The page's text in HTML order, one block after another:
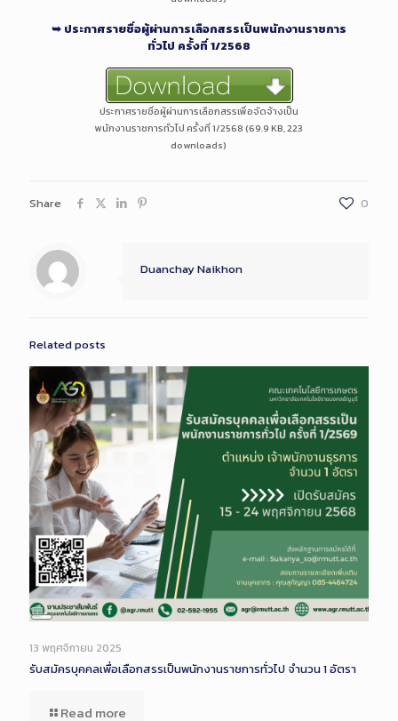
➥ ประกาศรายชื่อผู้ผ่านการเลือกสรรเป็นพนักงานราชการ
ทั่วไป ครั้งที่ 1/2568
ประกาศรายชื่อผู้ผ่านการเลือกสรรเพื่อจัดจ้างเป็น
พนักงานราชการทั่วไป ครั้งที่ 1/2568 (69.9 KB, 223
downloads)
Share 0
Duanchay Naikhon
Related posts
Long
Description
13 พฤศจิกายน 2025
รับสมัครบุคคลเพื่อเลือกสรรเป็นพนักงานราชการทั่วไป จำนวน 1 อัตรา
Read more